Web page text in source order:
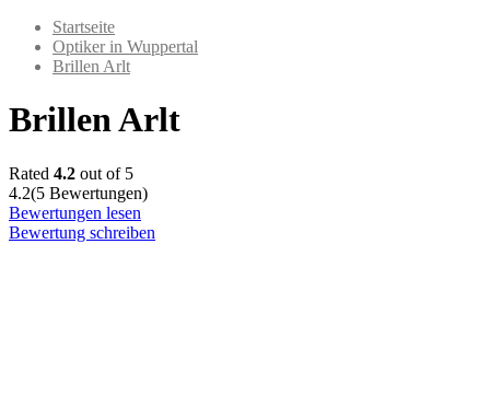
Startseite
Optiker in Wuppertal
Brillen Arlt
Brillen Arlt
Rated 4.2 out of 5
4.2(5 Bewertungen)
Bewertungen lesen
Bewertung schreiben